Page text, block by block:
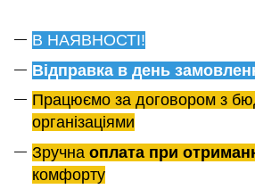
В НАЯВНОСТІ!
Відправка в день
Працюємо за договором з
організаціями
Зручна оплата при
комфорту